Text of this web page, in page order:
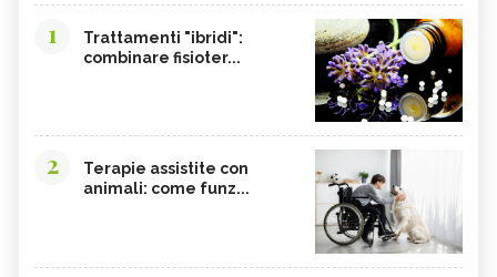
1
Trattamenti "ibridi":
combinare fisioter...
2
Terapie assistite con
animali: come funz...